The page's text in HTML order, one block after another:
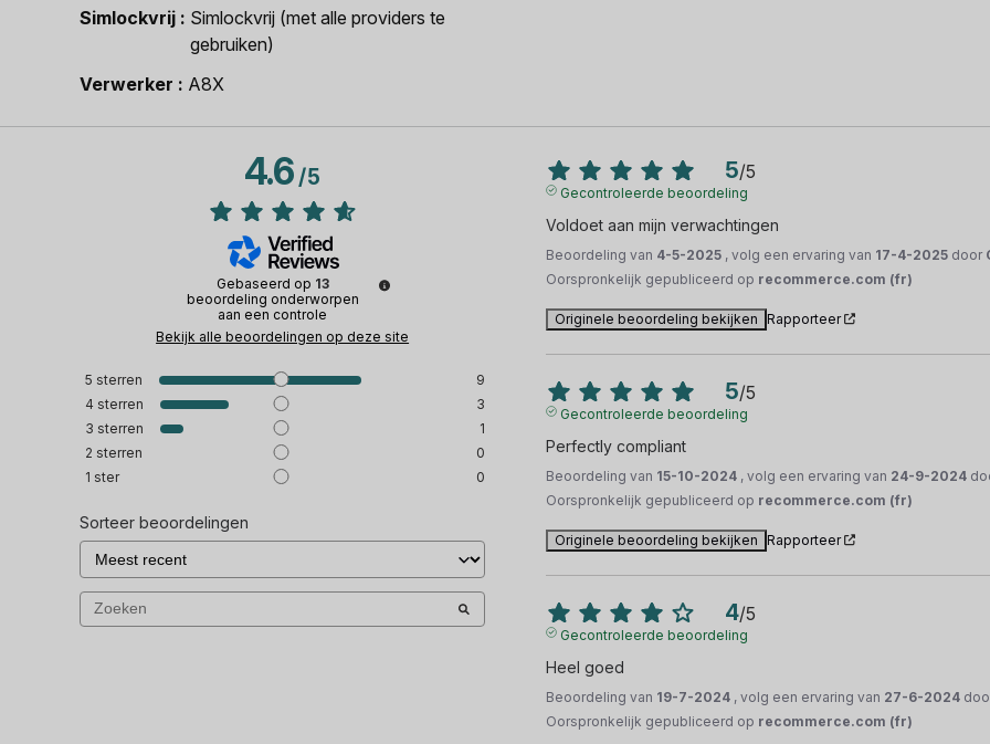
Simlockvrij
Simlockvrij (met alle providers te
gebruiken)
Verwerker
A8X
4.6/5
Gebaseerd op 13
beoordeling onderworpen
aan een controle
Bekijk alle beoordelingen op deze site
5 sterren
9
4 sterren
3
3 sterren
1
2 sterren
0
1 ster 0
Sorteer beoordelingen
5/5
Gecontroleerde beoordeling
Voldoet aan mijn verwachtingen
Beoordeling van 4-5-2025 , volg een ervaring van 17-4-2025 door
Oorspronkelijk gepubliceerd op recommerce.com (fr)
Originele beoordeling bekijken Rapporteer
5/5
Gecontroleerde beoordeling
Perfectly compliant
Beoordeling van 15-10-2024 , volg een ervaring van 24-9-2024
Oorspronkelijk gepubliceerd op recommerce.com (fr)
Originele beoordeling bekijken Rapporteer
4/5
Gecontroleerde beoordeling
Heel goed
Beoordeling van 19-7-2024 , volg een ervaring van 27-6-2024
Oorspronkelijk gepubliceerd op recommerce.com (fr)